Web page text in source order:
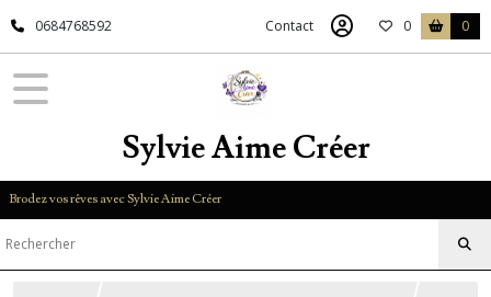
0684768592 Contact 0 0
Sylvie Aime Créer
Brodez vos rêves avec Sylvie Aime Créer